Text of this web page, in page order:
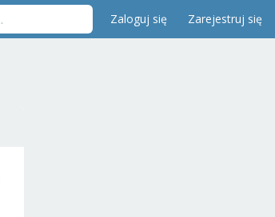
Zaloguj się Zarejestruj się